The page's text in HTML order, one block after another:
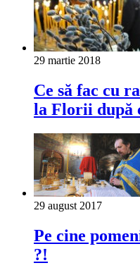
29 martie 2018
Ce să fac cu
la Florii după
29 august 2017
Pe cine
?!